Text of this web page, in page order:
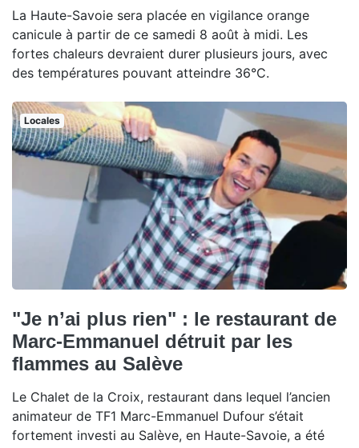
La Haute-Savoie sera placée en vigilance orange
canicule à partir de ce samedi 8 août à midi. Les
fortes chaleurs devraient durer plusieurs jours, avec
des températures pouvant atteindre 36°C.
Locales
"Je n’ai plus rien" : le restaurant de
Marc-Emmanuel détruit par les
flammes au Salève
Le Chalet de la Croix, restaurant dans lequel l’ancien
animateur de TF1 Marc-Emmanuel Dufour s’était
fortement investi au Salève, en Haute-Savoie, a été